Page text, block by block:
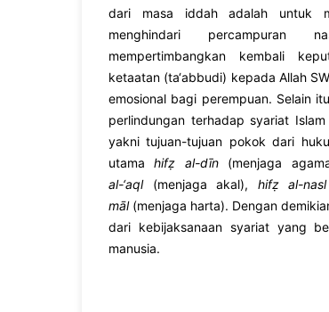
dari masa iddah adalah untuk
menghindari percampuran
mempertimbangkan kembali
ketaatan (ta‘abbudi) kepada Allah
emosional bagi perempuan. Selain
perlindungan terhadap syariat
yakni tujuan-tujuan pokok dari
utamahifẓ al-dīn(menjaga
al-‘aql(menjaga akal), hifẓ al-nasl
māl(menjaga harta). Dengan
dari kebijaksanaan syariat yang
manusia.